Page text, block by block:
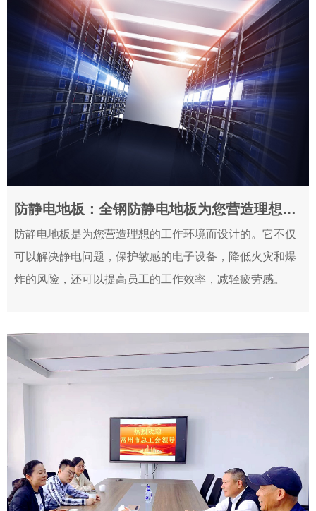
防静电地板：全钢防静电地板为您营造理想的工作环境！
2024-05-24
防静电地板是为您营造理想的工作环境而设计的。它不仅
可以解决静电问题，保护敏感的电子设备，降低火灾和爆
炸的风险，还可以提高员工的工作效率，减轻疲劳感。